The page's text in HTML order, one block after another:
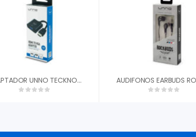
ADAPTADOR UNNO TECKNO HDMI MACHO VGA HEMBRA AD4202BK